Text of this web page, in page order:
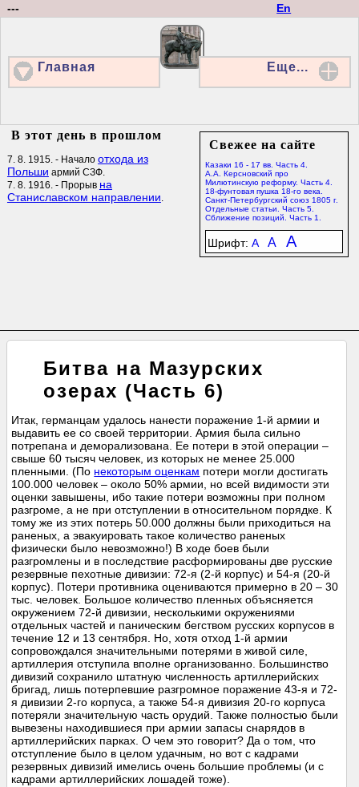
En
---
Главная Еще...
Свежее на сайте
Казаки 16 - 17 вв. Часть 4.
А.А. Керсновский про
Милютинскую реформу. Часть 4.
18-фунтовая пушка 18-го века.
Санкт-Петербургский союз 1805 г.
Отдельные статьи. Часть 5.
Сближение позиций. Часть 1.
Шрифт: A A A
В этот день в прошлом
7. 8. 1915. - Начало отхода из
Польши армий СЗФ.
7. 8. 1916. - Прорыв на
Станиславском направлении.
Битва на Мазурских
озерах (Часть 6)
Итак, германцам удалось нанести поражение 1-й армии и
выдавить ее со своей территории. Армия была сильно
потрепана и деморализована. Ее потери в этой операции –
свыше 60 тысяч человек, из которых не менее 25.000
пленными. (По некоторым оценкам потери могли достигать
100.000 человек – около 50% армии, но всей видимости эти
оценки завышены, ибо такие потери возможны при полном
разгроме, а не при отступлении в относительном порядке. К
тому же из этих потерь 50.000 должны были приходиться на
раненых, а эвакуировать такое количество раненых
физически было невозможно!) В ходе боев были
разгромлены и в последствие расформированы две русские
резервные пехотные дивизии: 72-я (2-й корпус) и 54-я (20-й
корпус). Потери противника оцениваются примерно в 20 – 30
тыс. человек. Большое количество пленных объясняется
окружением 72-й дивизии, несколькими окружениями
отдельных частей и паническим бегством русских корпусов в
течение 12 и 13 сентября. Но, хотя отход 1-й армии
сопровождался значительными потерями в живой силе,
артиллерия отступила вполне организованно. Большинство
дивизий сохранило штатную численность артиллерийских
бригад, лишь потерпевшие разгромное поражение 43-я и 72-
я дивизии 2-го корпуса, а также 54-я дивизия 20-го корпуса
потеряли значительную часть орудий. Также полностью были
вывезены находившиеся при армии запасы снарядов в
артиллерийских парках. О чем это говорит? Да о том, что
отступление было в целом удачным, но вот с кадрами
резервных дивизий имелись очень большие проблемы (и с
кадрами артиллерийских лошадей тоже).